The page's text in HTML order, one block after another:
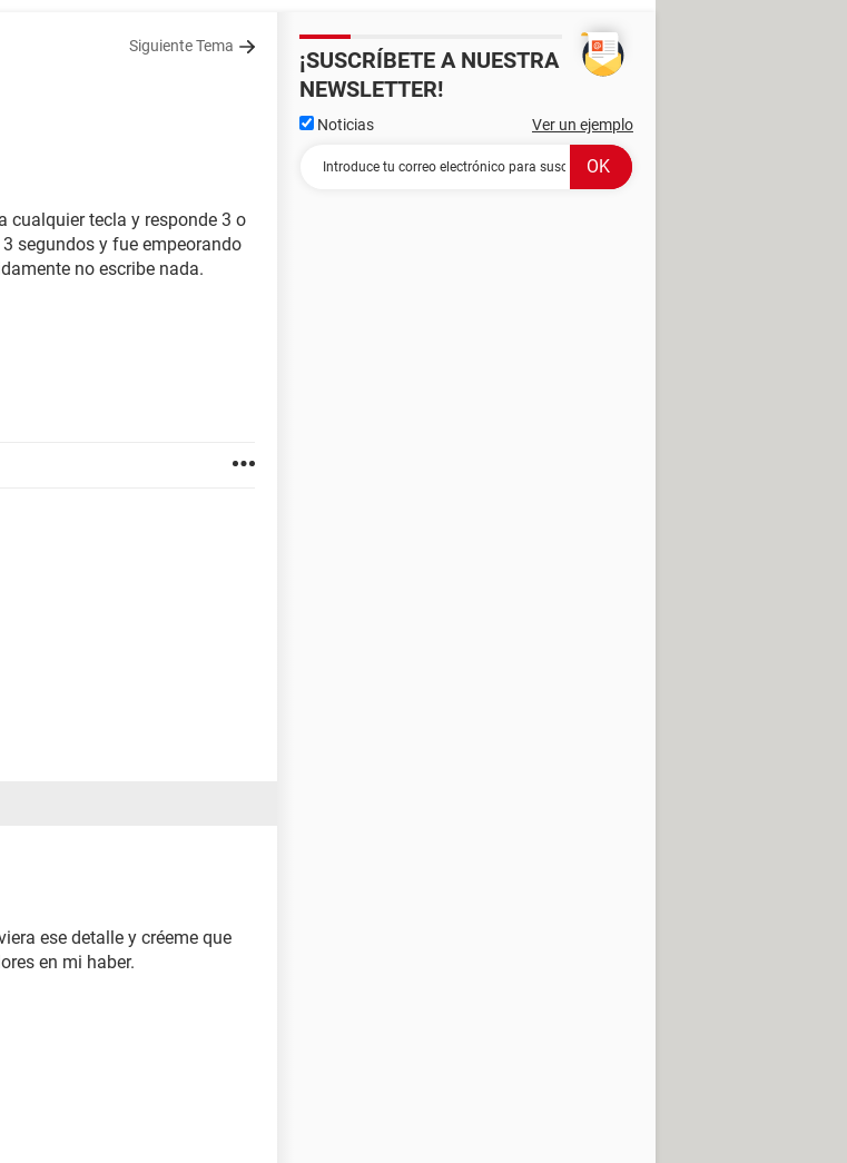
Siguiente Tema
cualquier tecla y responde 3 o
segundos y fue empeorando
no escribe nada.
ese detalle y créeme que
en mi haber.
¡SUSCRÍBETE A NUESTRA
NEWSLETTER!
Noticias Ver un ejemplo